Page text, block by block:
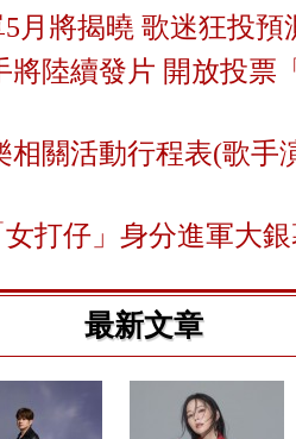
月將揭曉 歌迷狂投預
將陸續發片 開放投票
相關活動行程表(歌手
打仔」身分進軍大
最新文章